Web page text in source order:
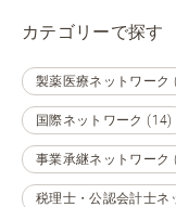
カテゴリーで探す
製薬医療ネットワーク
国際ネットワーク (14)
事業承継ネットワーク
税理士・公認会計士ネ